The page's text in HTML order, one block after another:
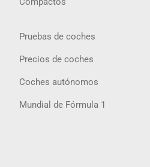
Pruebas de coches
Precios de coches
Coches autónomos
Mundial de Fórmula 1